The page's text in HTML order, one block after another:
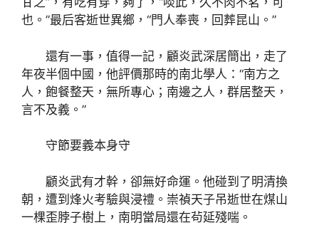
也。”最后客逝世異鄉，“門人奉喪，回葬昆山。”
還有一事，值得一記，顧炎武深居簡出，走了
年夜半個中國，他評價那時的南北學人：“南方之
人，飽餐整天，無所專心；南邊之人，群居整天，
言不及義。”
守節要義本身守
顧炎武有才幹，卻無好命運。他碰到了明清換
朝，遭到烽火考驗與浸禮。崇禎天子吊逝世在煤山
一棵歪脖子樹上，南明當局還在茍延殘喘。